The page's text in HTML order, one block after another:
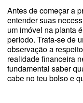
Antes de começar a
entender suas
um imóvel na planta
período. Trata-se de
observação a
realidade financeira
fundamental saber
cabe no teu bolso e